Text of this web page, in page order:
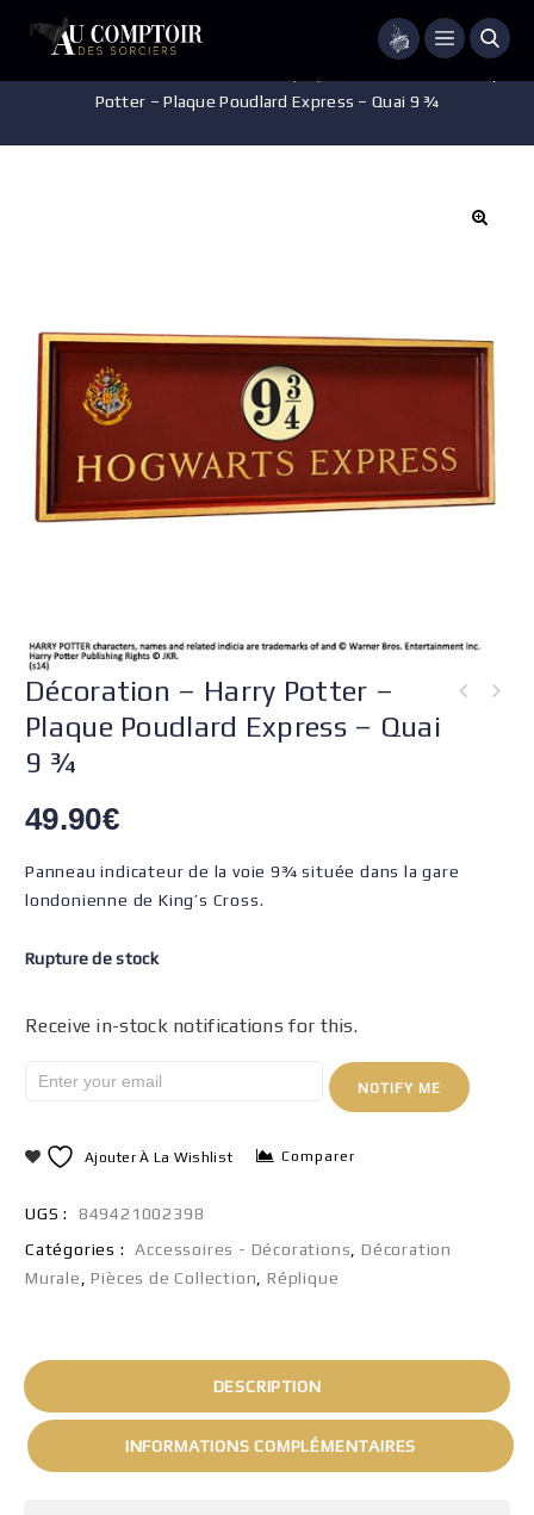
Menu
Potter – Plaque Poudlard Express – Quai 9 ¾
Décoration – Harry Potter –
Plaque Poudlard Express – Quai
9 ¾
49.90€
Panneau indicateur de la voie 9¾ située dans la gare
londonienne de King’s Cross.
Rupture de stock
Receive in-stock notifications for this.
NOTIFY ME
Ajouter À La Wishlist Comparer
UGS :
849421002398
Catégories :
Accessoires - Décorations ,Décoration
Murale
,Pièces de Collection ,Réplique
DESCRIPTION
INFORMATIONS COMPLÉMENTAIRES